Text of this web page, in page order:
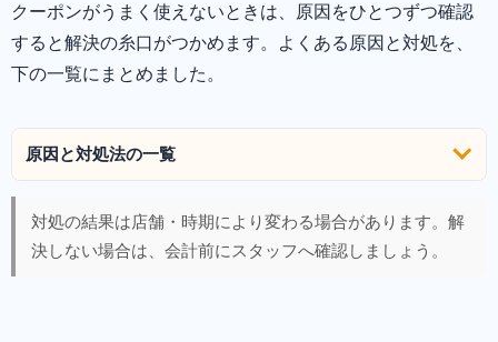
クーポンがうまく使えないときは、原因をひとつずつ確認
すると解決の糸口がつかめます。よくある原因と対処を、
下の一覧にまとめました。
原因と対処法の一覧
対処の結果は店舗・時期により変わる場合があります。解
決しない場合は、会計前にスタッフへ確認しましょう。